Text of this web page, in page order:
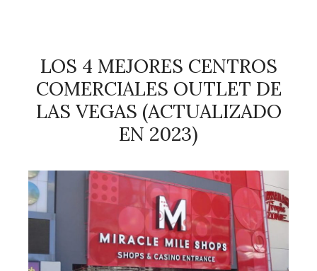
LOS 4 MEJORES CENTROS
COMERCIALES OUTLET DE
LAS VEGAS (ACTUALIZADO
EN 2023)